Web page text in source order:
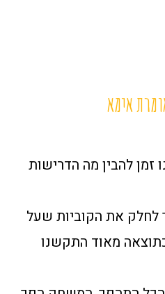
אימא
זמן להבין מה הדרישות
לחלק את הקוביות שעל
מאוד התקשנו